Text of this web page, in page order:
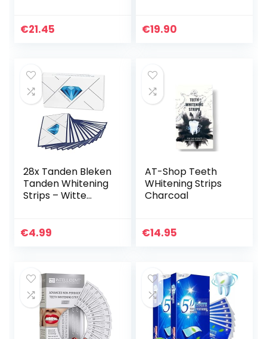
Nederland & België
Whitening Strips –
Wittere Tanden –
Zonder Peroxide
€21.45
met een paar
€19.90
28x Tanden Bleken
Tanden Whitening
Strips – Witte
Bleekstrips –
Witte Tanden
€4.99
AT-Shop Teeth
WHitening Strips
Charcoal
€14.95